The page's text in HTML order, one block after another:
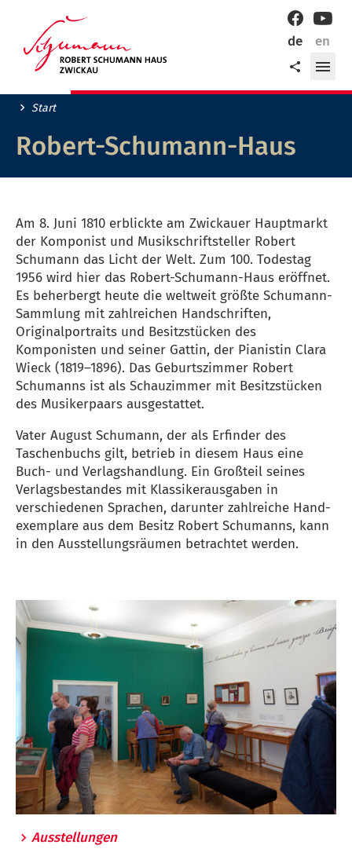
Stadt
de
en
Teilen
Facebook
Start
Robert-Schumann-Haus
Am 8. Juni 1810 erblickte am Zwickauer Hauptmarkt
der Kom­ponist und Musikschriftsteller Robert
Schumann das Licht der Welt. Zum 100. Todestag
1956 wird hier das Robert-Schumann-Haus eröffnet.
Es beherbergt heute die weltweit größte Schumann-
Sammlung mit zahlreichen Handschriften,
Originalportraits und Besitzstücken des
Komponisten und seiner Gattin, der Pianistin Clara
Wieck (1819–1896). Das Geburtszimmer Robert
Schumanns ist als Schauzimmer mit Besitzstücken
des Musikerpaars ausgestattet.
Vater August Schumann, der als Erfinder des
Taschenbuchs gilt, betrieb in diesem Haus eine
Buch- und Verlags­handlung. Ein Großteil seines
Verlagsbestandes mit Klas­siker­ausgaben in
verschiedenen Sprachen, darunter zahlreiche Hand­
exemplare aus dem Besitz Robert Schumanns, kann
in den Ausstellungsräumen betrachtet werden.
Ausstellungen